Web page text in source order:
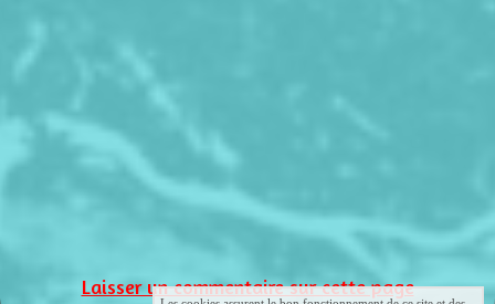
Laisser un commentaire sur cette page